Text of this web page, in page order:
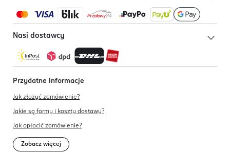
Nasi dostawcy
Przydatne informacje
Jak złożyć zamówienie?
Jakie są formy i koszty dostawy?
Jak opłacić zamówienie?
Zobacz więcej